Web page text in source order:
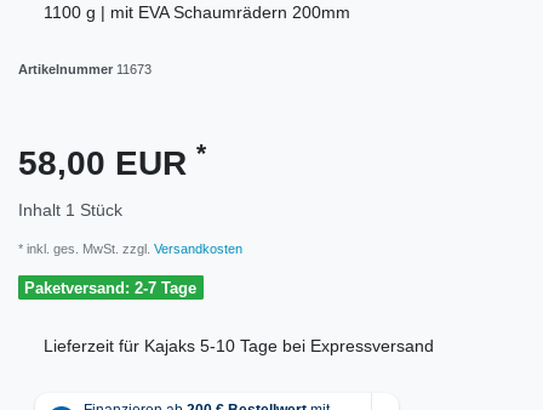
1100 g | mit EVA Schaumrädern 200mm
Artikelnummer 11673
58,00 EUR *
Inhalt 1 Stück
* inkl. ges. MwSt. zzgl. Versandkosten
Paketversand: 2-7 Tage
Lieferzeit für Kajaks 5-10 Tage bei Expressversand